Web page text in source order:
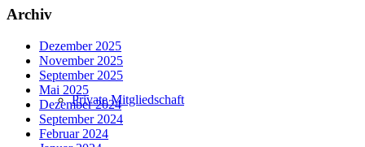
Private Mitgliedschaft
Archiv
Dezember 2025
November 2025
September 2025
Mai 2025
Dezember 2024
September 2024
Februar 2024